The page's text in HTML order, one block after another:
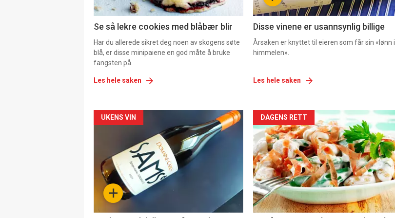
Se så lekre cookies med blåbær blir
Har du allerede sikret deg noen av skogens søte
blå, er disse minipaiene en god måte å bruke
fangsten på.
Les hele saken
2
Disse vinene er usannsynlig billige
Årsaken er knyttet til eieren som får sin «lønn i
himmelen».
Les hele saken
Forsiden
akkurat
nå
-
+
UKENS VIN
Forsiden
akkurat
nå
-
5
DAGENS RETT